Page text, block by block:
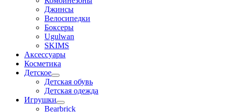
Джинсы
Велосипедки
Боксеры
Ugulwan
SKIMS
Аксессуары
Косметика
Детское
Детская обувь
Детская одежда
Игрушки
Bearbrick